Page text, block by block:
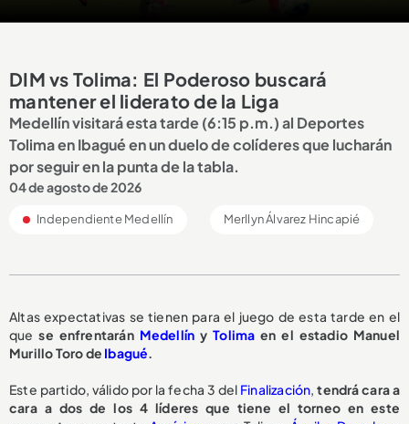
DIM vs Tolima: El Poderoso buscará
mantener el liderato de la Liga
Medellín visitará esta tarde (6:15 p.m.) al Deportes
Tolima en Ibagué en un duelo de colíderes que lucharán
por seguir en la punta de la tabla.
04 de agosto de 2026
Independiente Medellín Merllyn Álvarez Hincapié
Altas expectativas se tienen para el juego de esta tarde en el
quese enfrentarán MedellínyTolimaen el estadio Manuel
Murillo Toro de Ibagué.
Este partido, válido por la fecha 3 del Finalización,tendrá cara a
cara a dos de los 4 líderes que tiene el torneo en este